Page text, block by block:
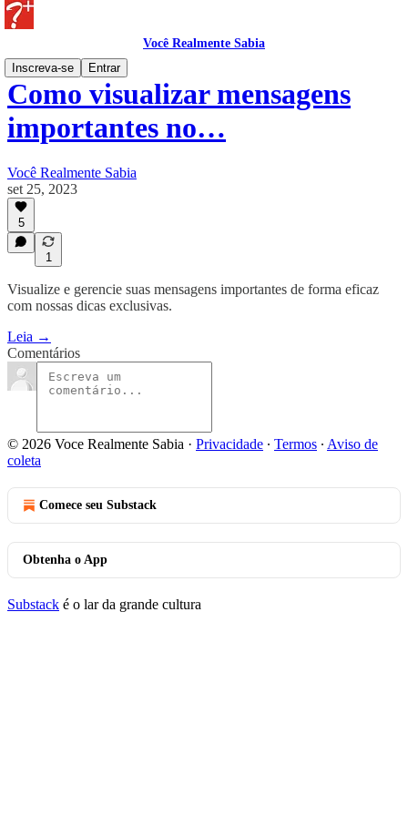
Você Realmente Sabia
Inscreva-se
Entrar
Como visualizar mensagens
importantes no…
Você Realmente Sabia
set 25, 2023
5
1
Visualize e gerencie suas mensagens importantes de forma eficaz
com nossas dicas exclusivas.
Leia →
Comentários
© 2026 Voce Realmente Sabia · Privacidade ∙ Termos ∙ Aviso de
coleta
Comece seu Substack
Obtenha o App
Substack é o lar da grande cultura